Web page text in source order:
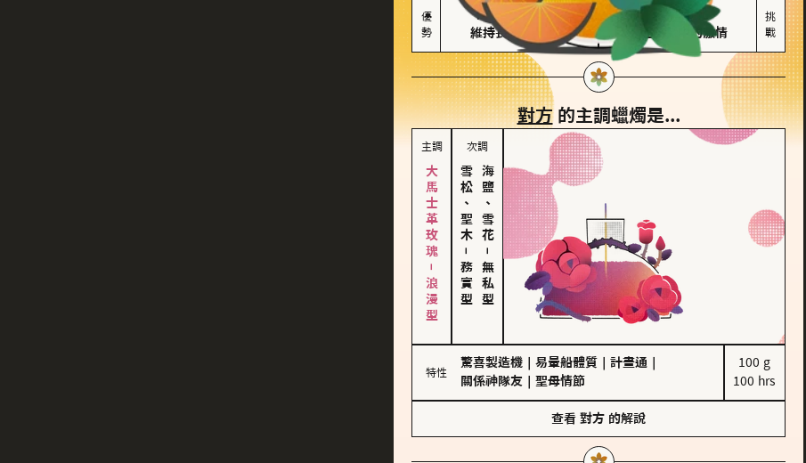
優
勢
擅長聆聽與溝通
維持長期穩定關係
不喜歡變化
缺乏關係中的激情
挑
戰
對方的主調蠟燭是...
主調
大馬士革玫瑰－浪漫型
次調
雪松、聖木
－
務實型
海鹽、雪花
－
無私型
特性
驚喜製造機 易暈船體質 計畫通
關係神隊友
聖母情節
100 g
100 hrs
查看 對方 的解說